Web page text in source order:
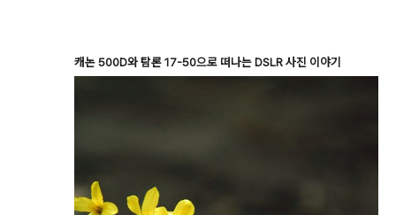
캐논 500D와 탐론 17-50으로 떠나는 DSLR 사진 이야기